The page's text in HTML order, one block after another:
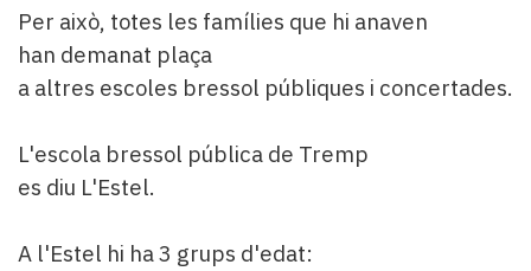
Per això, totes les famílies que hi anaven
han demanat plaça
a altres escoles bressol públiques i concertades.
L'escola bressol pública de Tremp
es diu L'Estel.
A l'Estel hi ha 3 grups d'edat: